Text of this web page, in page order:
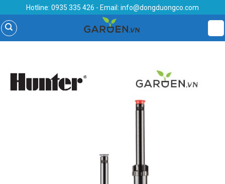
to
content
Hotline: 0935 335 426 - Email: info@dongduongco.com